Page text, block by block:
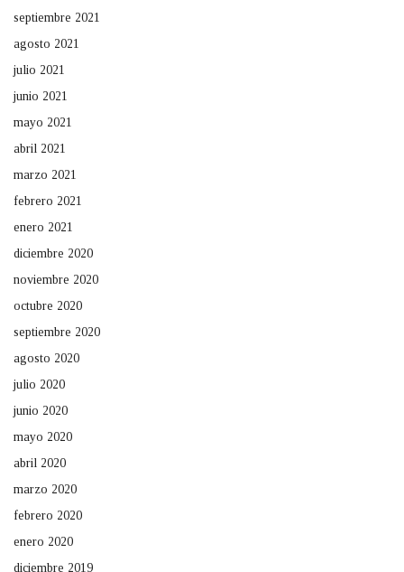
septiembre 2021
agosto 2021
julio 2021
junio 2021
mayo 2021
abril 2021
marzo 2021
febrero 2021
enero 2021
diciembre 2020
noviembre 2020
octubre 2020
septiembre 2020
agosto 2020
julio 2020
junio 2020
mayo 2020
abril 2020
marzo 2020
febrero 2020
enero 2020
diciembre 2019